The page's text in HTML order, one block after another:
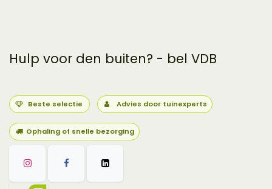
Hulp voor den buiten? - bel VDB
Beste selectie Advies door tuinexperts
Ophaling of snelle bezorging